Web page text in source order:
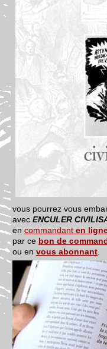
vous pourrez vous
avec ENCULER
en commandant en
par ce bon de
ou en vous abonnant